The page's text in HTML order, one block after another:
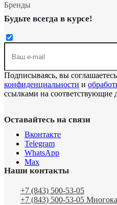
Бренды
Будьте всегда в курсе!
Подписываясь, вы
конфиденциальности и
ссылками на соответствующие
Оставайтесь на связи
Вконтакте
Telegram
WhatsApp
Max
Наши контакты
+7 (843) 500-53-05
+7 (843) 500-53-05